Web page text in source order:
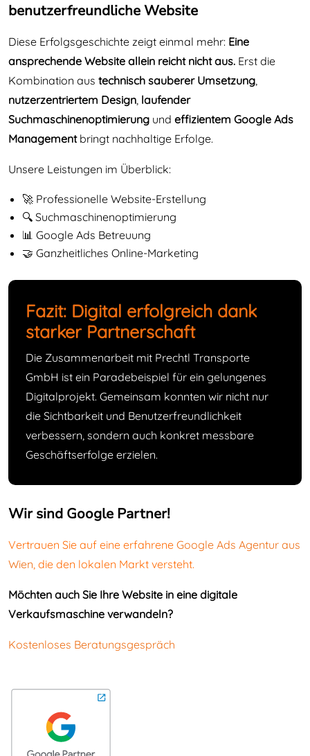
benutzerfreundliche Website
Diese Erfolgsgeschichte zeigt einmal mehr: Eine
ansprechende Website allein reicht nicht aus. Erst die
Kombination aus technisch sauberer Umsetzung
nutzerzentriertem Design laufender
Suchmaschinenoptimierung und effizientem Google Ads
Managementbringt nachhaltige Erfolge.
Unsere Leistungen im Überblick:
🚀 Professionelle Website-Erstellung
🔍 Suchmaschinenoptimierung
📊 Google Ads Betreuung
🤝 Ganzheitliches Online-Marketing
Fazit: Digital erfolgreich dank
starker Partnerschaft
Die Zusammenarbeit mit Prechtl Transporte
GmbH ist ein Paradebeispiel für ein gelungenes
Digitalprojekt. Gemeinsam konnten wir nicht nur
die Sichtbarkeit und Benutzerfreundlichkeit
verbessern, sondern auch konkret messbare
Geschäftserfolge erzielen.
Wir sind Google Partner!
Vertrauen Sie auf eine erfahrene Google Ads Agentur aus
Wien , die den lokalen Markt versteht.
Möchten auch Sie Ihre Website in eine digitale
Verkaufsmaschine verwandeln?
Kostenloses Beratungsgespräch